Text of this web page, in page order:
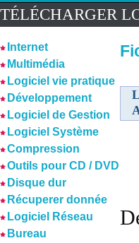
TÉLÉCHARGER
Internet
Multimédia
Logiciel vie pratique
Développement
Logiciel de Gestion
Logiciel Système
Compression
Outils pour CD / DVD
Disque dur
Récuperer donnée
Logiciel Réseau
Bureau